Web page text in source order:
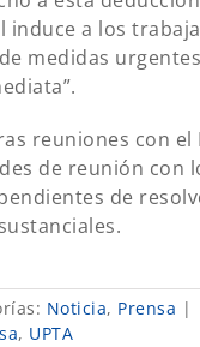
induce a los
medidas
reuniones con
de reunión con
de
Noticia, Prensa |
, UPTA